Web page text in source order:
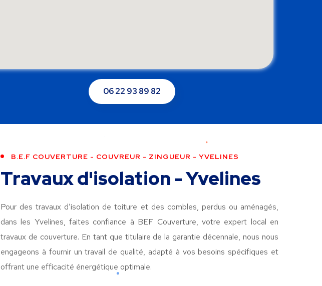
06 22 93 89 82
B.E.F COUVERTURE - COUVREUR - ZINGUEUR - YVELINES
Travaux d'isolation - Yvelines
Pour des travaux d’isolation de toiture et des combles, perdus ou aménagés,
dans les Yvelines, faites confiance à BEF Couverture, votre expert local en
travaux de couverture. En tant que titulaire de la garantie décennale, nous nous
engageons à fournir un travail de qualité, adapté à vos besoins spécifiques et
offrant une efficacité énergétique optimale.